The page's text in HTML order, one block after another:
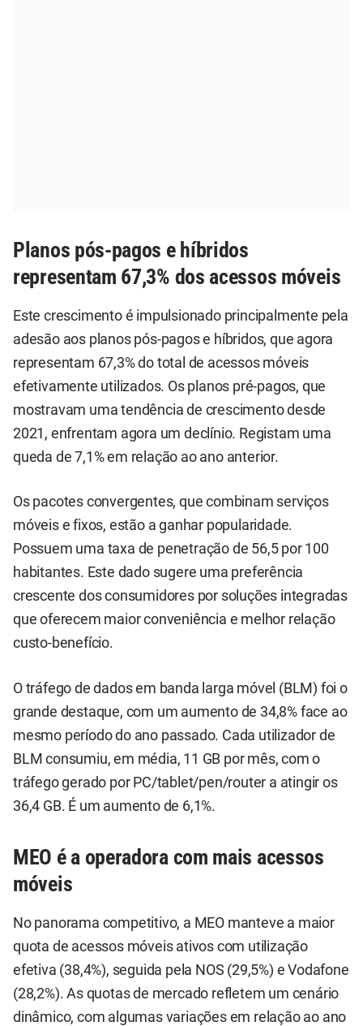
Planos pós-pagos e híbridos
representam 67,3% dos acessos móveis
Este crescimento é impulsionado principalmente pela
adesão aos planos pós-pagos e híbridos, que agora
representam 67,3% do total de acessos móveis
efetivamente utilizados. Os planos pré-pagos, que
mostravam uma tendência de crescimento desde
2021, enfrentam agora um declínio. Registam uma
queda de 7,1% em relação ao ano anterior.
Os pacotes convergentes, que combinam serviços
móveis e fixos, estão a ganhar popularidade.
Possuem uma taxa de penetração de 56,5 por 100
habitantes. Este dado sugere uma preferência
crescente dos consumidores por soluções integradas
que oferecem maior conveniência e melhor relação
custo-benefício.
O tráfego de dados em banda larga móvel (BLM) foi o
grande destaque, com um aumento de 34,8% face ao
mesmo período do ano passado. Cada utilizador de
BLM consumiu, em média, 11 GB por mês, com o
tráfego gerado por PC/tablet/pen/router a atingir os
36,4 GB. É um aumento de 6,1%.
MEO é a operadora com mais acessos
móveis
No panorama competitivo, a MEO manteve a maior
quota de acessos móveis ativos com utilização
efetiva (38,4%), seguida pela NOS (29,5%) e Vodafone
(28,2%). As quotas de mercado refletem um cenário
dinâmico, com algumas variações em relação ao ano